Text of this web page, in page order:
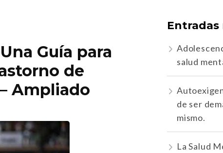
Guía para
de
Ampliado
salud
de ser
mismo.
La Salud